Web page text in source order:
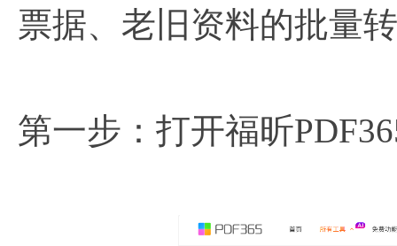
票据、老旧资料的批量
第一步：打开福昕